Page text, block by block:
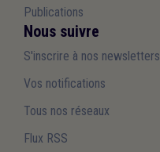
Publications
Nous suivre
S'inscrire à nos newsletters
Vos notifications
Tous nos réseaux
Flux RSS